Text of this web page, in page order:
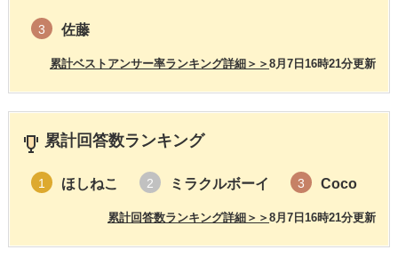
3 佐藤
8月7日16時21分更新
累計ベストアンサー率ランキング詳細＞＞
累計回答数ランキング
1 ほしねこ 2 ミラクルボーイ 3 Coco
8月7日16時21分更新
累計回答数ランキング詳細＞＞